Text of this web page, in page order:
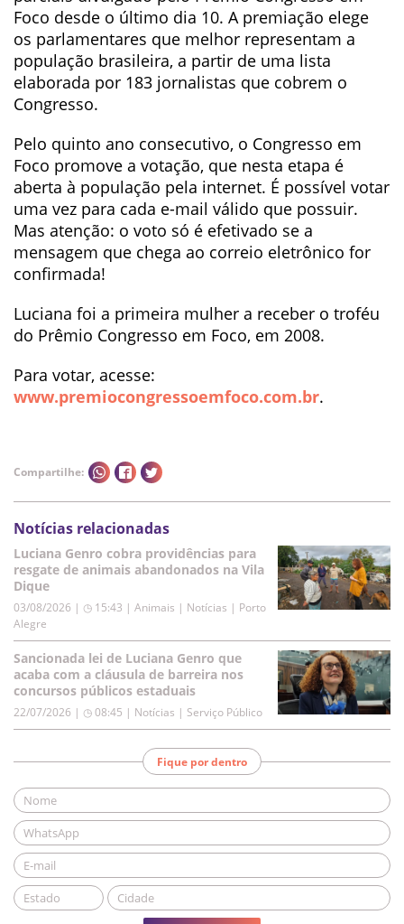
Foco desde o último dia 10. A premiação elege
os parlamentares que melhor representam a
população brasileira, a partir de uma lista
elaborada por 183 jornalistas que cobrem o
Congresso.
Pelo quinto ano consecutivo, o Congresso em
Foco promove a votação, que nesta etapa é
aberta à população pela internet. É possível votar
uma vez para cada e-mail válido que possuir.
Mas atenção: o voto só é efetivado se a
mensagem que chega ao correio eletrônico for
confirmada!
Luciana foi a primeira mulher a receber o troféu
do Prêmio Congresso em Foco, em 2008.
Para votar, acesse:
www.premiocongressoemfoco.com.br.
Compartilhe:
Notícias relacionadas
Luciana Genro cobra providências para
resgate de animais abandonados na Vila
Dique
03/08/2026 | ◷ 15:43 | Animais | Notícias | Porto
Alegre
Sancionada lei de Luciana Genro que
acaba com a cláusula de barreira nos
concursos públicos estaduais
22/07/2026 | ◷ 08:45 | Notícias | Serviço Público
Fique por dentro